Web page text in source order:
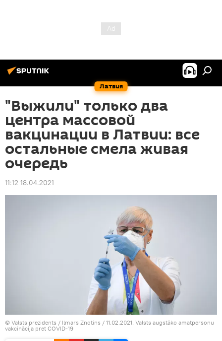
Латвия
"Выжили" только два
центра массовой
вакцинации в Латвии: все
остальные смела живая
очередь
11:12 18.04.2021
© Valsts prezidents / Ilmars Znotins / 11.02.2021. Valsts augstāko amatpersonu
vakcinācija pret COVID-19